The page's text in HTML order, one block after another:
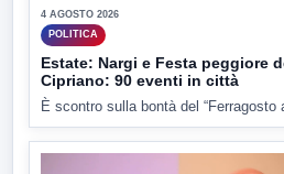
4 AGOSTO 2026
POLITICA
Estate: Nargi e Festa peggiore
Cipriano: 90 eventi in città
È scontro sulla bontà del “Ferragosto